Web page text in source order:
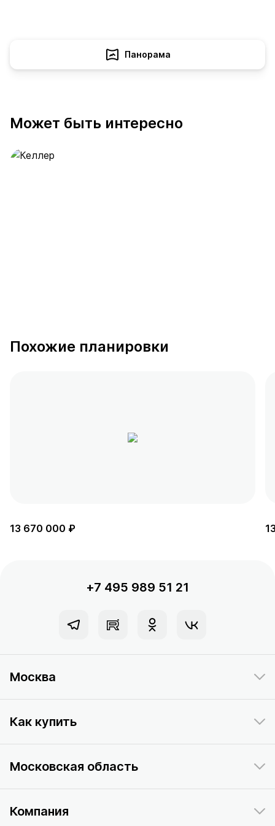
Панорама
Может быть интересно
Похожие планировки
13 670 000 ₽
+7 495 989 51 21
Москва
Как купить
Московская область
Компания